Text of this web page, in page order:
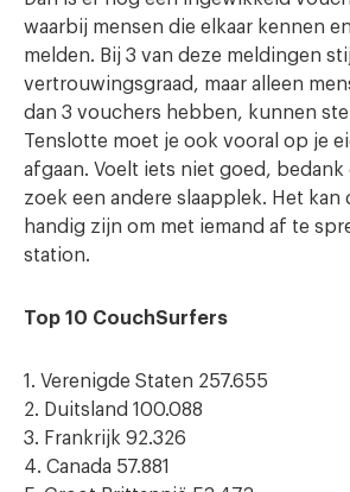
waarbij mensen die elkaar kennen
melden. Bij 3 van deze meldingen
vertrouwingsgraad, maar alleen
dan 3 vouchers hebben, kunnen
Tenslotte moet je ook vooral op je
afgaan. Voelt iets niet goed,
zoek een andere slaapplek. Het kan
handig zijn om met iemand af te
station.
Top 10 CouchSurfers
1. Verenigde Staten 257.655
2. Duitsland 100.088
3. Frankrijk 92.326
4. Canada 57.881